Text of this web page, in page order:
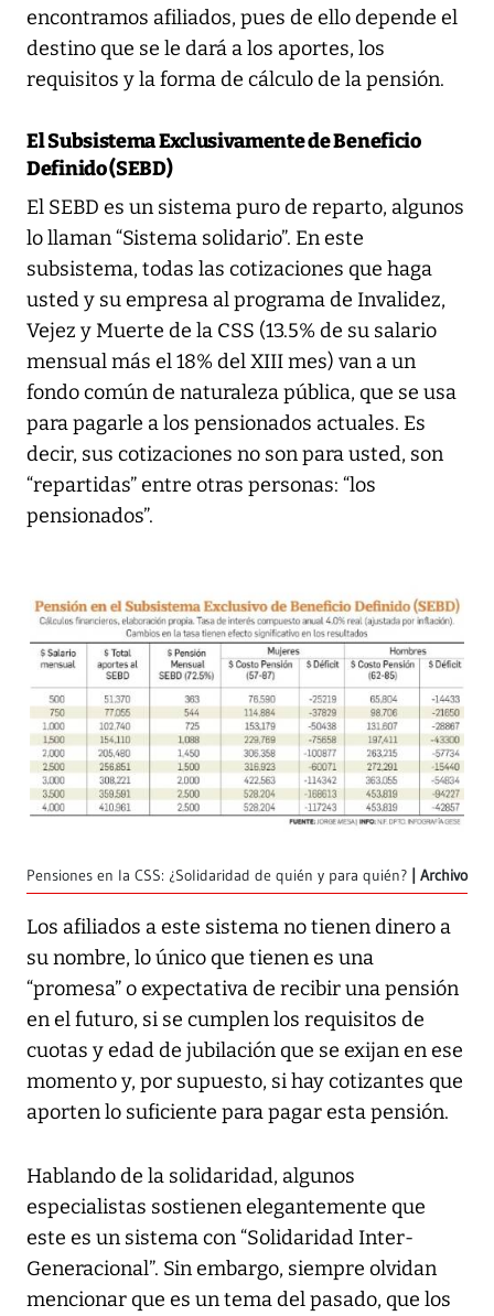
encontramos afiliados, pues de ello depende el
destino que se le dará a los aportes, los
requisitos y la forma de cálculo de la pensión.
El Subsistema Exclusivamente de Beneficio
Definido (SEBD)
El SEBD es un sistema puro de reparto, algunos
lo llaman “Sistema solidario”. En este
subsistema, todas las cotizaciones que haga
usted y su empresa al programa de Invalidez,
Vejez y Muerte de la CSS (13.5% de su salario
mensual más el 18% del XIII mes) van a un
fondo común de naturaleza pública, que se usa
para pagarle a los pensionados actuales. Es
decir, sus cotizaciones no son para usted, son
“repartidas” entre otras personas: “los
pensionados”.
Pensiones en la CSS: ¿Solidaridad de quién y para quién? Archivo
Los afiliados a este sistema no tienen dinero a
su nombre, lo único que tienen es una
“promesa” o expectativa de recibir una pensión
en el futuro, si se cumplen los requisitos de
cuotas y edad de jubilación que se exijan en ese
momento y, por supuesto, si hay cotizantes que
aporten lo suficiente para pagar esta pensión.
Hablando de la solidaridad, algunos
especialistas sostienen elegantemente que
este es un sistema con “Solidaridad Inter-
Generacional”. Sin embargo, siempre olvidan
mencionar que es un tema del pasado, que los